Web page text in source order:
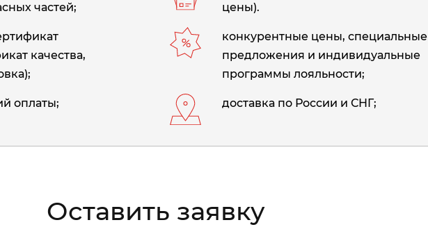
частей;
цены).
качества,
конкурентные цены, специальные
предложения и индивидуальные
программы лояльности;
оплаты; доставка по России и СНГ;
Оставить заявку